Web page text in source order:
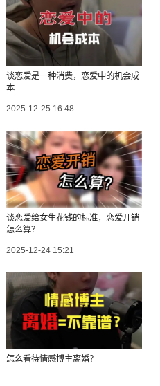
谈恋爱是一种消费，恋爱中的机会成
本
2025-12-25 16:48
谈恋爱给女生花钱的标准，恋爱开销
怎么算？
2025-12-24 15:21
怎么看待情感博主离婚？